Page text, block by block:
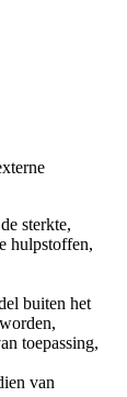
sterkte,
hulpstoffen,
buiten het
toepassing,
van